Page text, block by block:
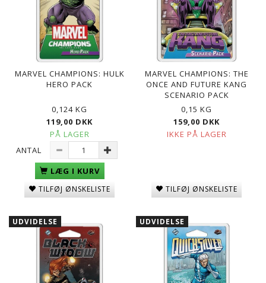
MARVEL CHAMPIONS: HULK
HERO PACK
0,124 KG
119,00 DKK
PÅ LAGER
ANTAL
LÆG I KURV
TILFØJ ØNSKELISTE
MARVEL CHAMPIONS: THE
ONCE AND FUTURE KANG
SCENARIO PACK
0,15 KG
159,00 DKK
IKKE PÅ LAGER
TILFØJ ØNSKELISTE
UDVIDELSE UDVIDELSE